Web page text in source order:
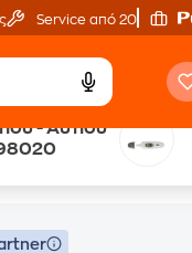
Service από 20'